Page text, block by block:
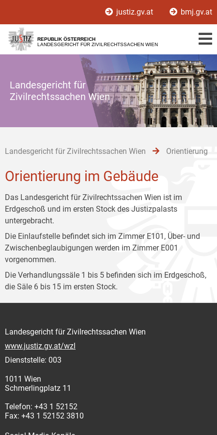
[1]
[2]
[3]
justiz.gv.at bmj.gv.at
REPUBLIK ÖSTERREICH
LANDESGERICHT FÜR ZIVILRECHTSSACHEN WIEN
Landesgericht für
Zivilrechtssachen Wien
Landesgericht für Zivilrechtssachen Wien Orientierung
Orientierung im Gebäude
Das Landesgericht für Zivilrechtssachen Wien ist im
Erdgeschoß und im ersten Stock des Justizpalasts
untergebracht.
Die Einlaufstelle befindet sich im Zimmer E101, Über- und
Zwischenbeglaubigungen werden im Zimmer E001
vorgenommen.
Die Verhandlungssäle 1 bis 5 befinden sich im Erdgeschoß,
die Säle 6 bis 15 im ersten Stock.
Landesgericht für Zivilrechtssachen Wien
www.justiz.gv.at/wzl
Dienststelle: 003
1011 Wien
Schmerlingplatz 11
Telefon: +43 1 52152
Fax: +43 1 52152 3810